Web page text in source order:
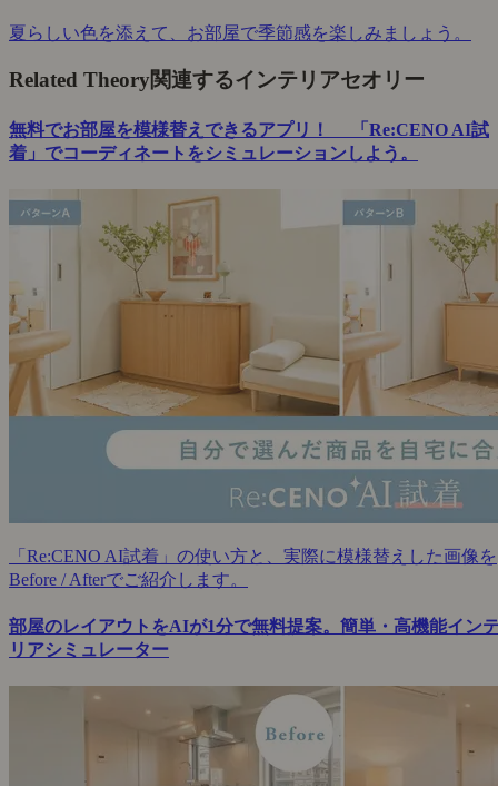
夏らしい色を添えて、お部屋で季節感を楽しみましょう。
Related Theory関連するインテリアセオリー
無料でお部屋を模様替えできるアプリ！ 「Re:CENO AI試
着」でコーディネートをシミュレーションしよう。
「Re:CENO AI試着」の使い方と、実際に模様替えした画像を
Before / Afterでご紹介します。
部屋のレイアウトをAIが1分で無料提案。簡単・高機能イン
リアシミュレーター